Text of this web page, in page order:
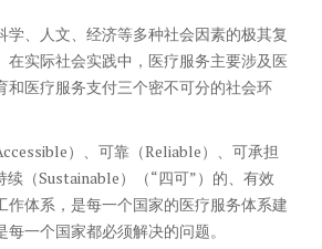
学、人文、经济等多种社会因素的极其复
在实际社会实践中，医疗服务主要涉及医
和医疗服务支付三个密不可分的社会环
）、可靠（Reliable）、可承担
续（Sustainable）（“四可”）的、有效
作体系，是每一个国家的医疗服务体系建
一个国家都必须解决的问题。